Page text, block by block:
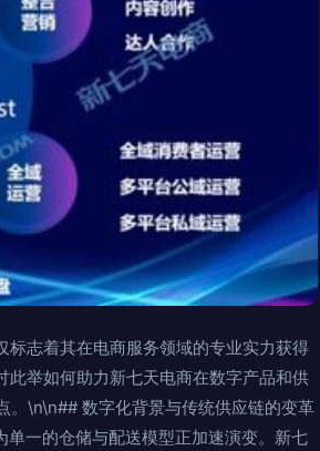
志着其在电商服务领域的专业实力获得
举如何助力新七天电商在数字产品和供
。\n\n## 数字化背景与传统供应链的变革
一的仓储与配送模型正加速演变。新七